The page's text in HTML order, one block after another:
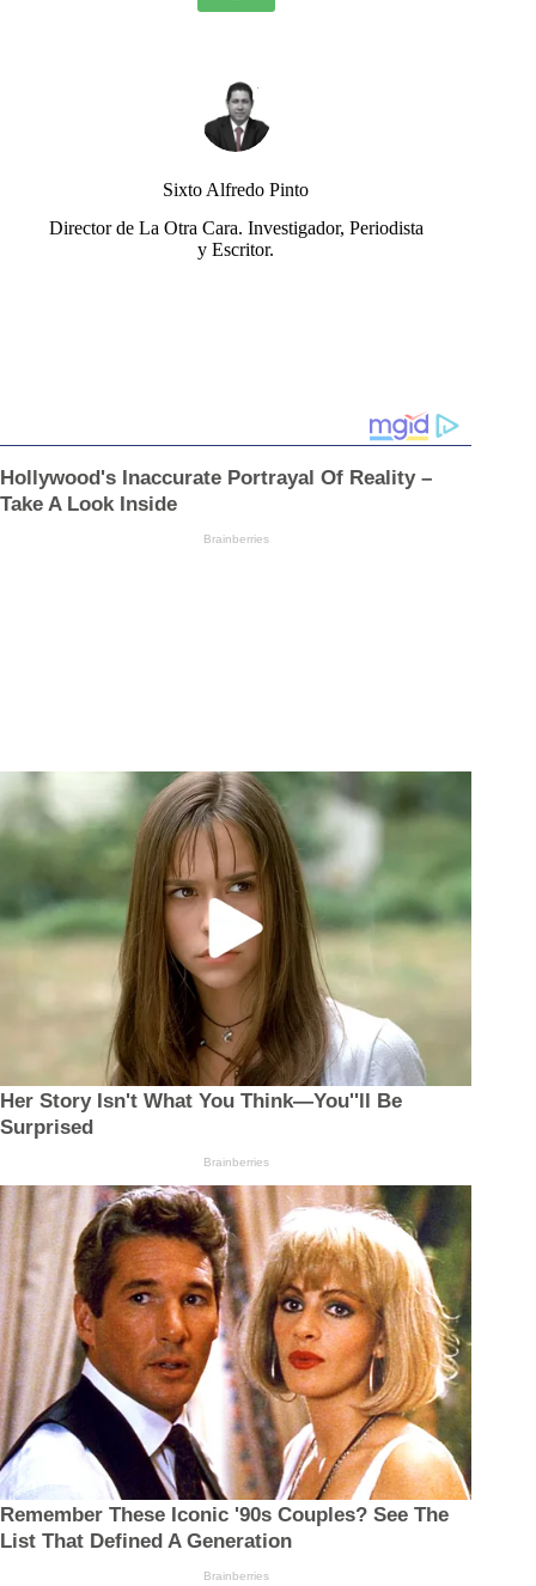
Sixto Alfredo Pinto
Director de La Otra Cara. Investigador, Periodista
y Escritor.